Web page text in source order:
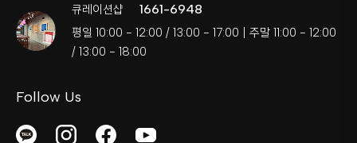
큐레이션샵 1661-6948
평일 10:00 - 12:00 / 13:00 - 17:00 | 주말 11:00 - 12:00
/ 13:00 - 18:00
Follow Us